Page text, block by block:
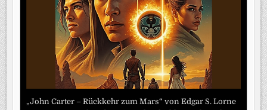
„John Carter – Rückkehr zum Mars“ von Edgar S. Lorne